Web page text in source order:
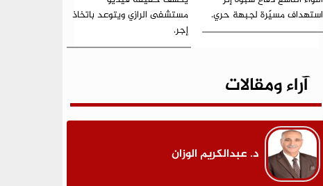
استهداف مسيّرة لجبهة حري.
مستشفى الرازي ويتوعد باتخاذ
إجر.
آراء ومقالات
د. عبدالكريم الوزان